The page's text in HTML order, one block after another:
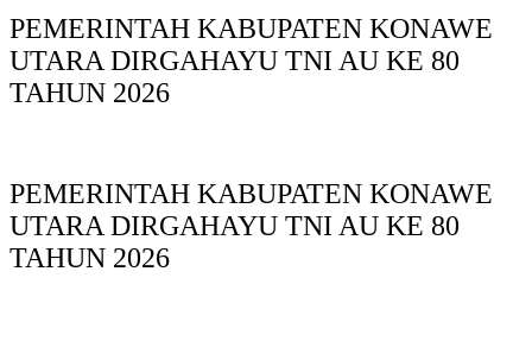
PEMERINTAH KABUPATEN KONAWE
UTARA DIRGAHAYU TNI AU KE 80
TAHUN 2026
PEMERINTAH KABUPATEN KONAWE
UTARA DIRGAHAYU TNI AU KE 80
TAHUN 2026